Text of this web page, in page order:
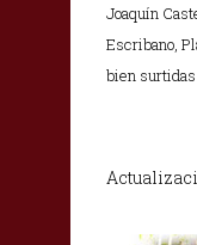
Joaquín
Escribano,
bien